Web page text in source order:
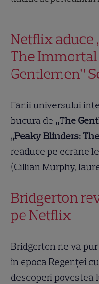
Netflix aduce
The Immortal
Gentlemen”
Fanii universului
bucura de „The
„Peaky Blinders:
readuce pe ecrane
(Cillian Murphy,
Bridgerton
pe Netflix
Bridgerton ne va
în epoca Regenței
descoperi povestea